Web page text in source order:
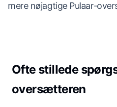
mere nøjagtige Pulaar-
Ofte stillede
oversætteren